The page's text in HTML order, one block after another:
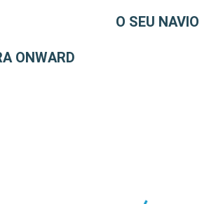
O SEU NAVIO
ONWARD